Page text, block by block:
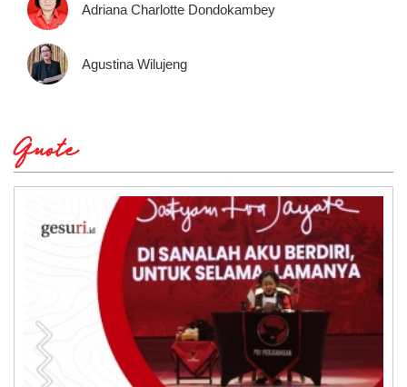
Adriana Charlotte Dondokambey
Agustina Wilujeng
Quote